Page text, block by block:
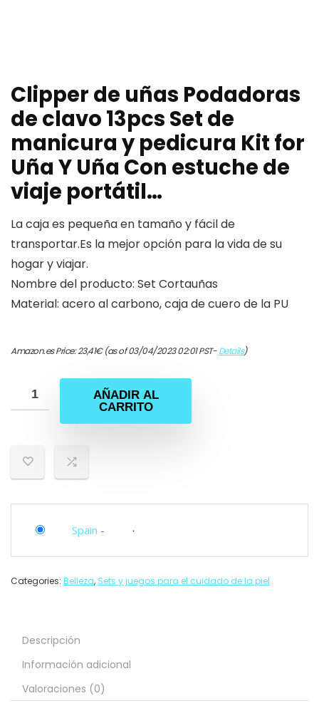
Clipper de uñas Podadoras
de clavo 13pcs Set de
manicura y pedicura Kit for
Uña Y Uña Con estuche de
viaje portátil…
La caja es pequeña en tamaño y fácil de
transportar.Es la mejor opción para la vida de su
hogar y viajar.
Nombre del producto: Set Cortauñas
Material: acero al carbono, caja de cuero de la PU
Amazon.es Price:23,41€(as of 03/04/2023 02:01 PST-Details)
AÑADIR AL
CARRITO
Spain -
Categories: Belleza, Sets y juegos para el cuidado de la piel
Descripción
Información adicional
Valoraciones (0)